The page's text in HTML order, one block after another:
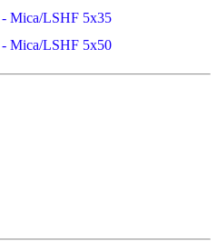
Mica/LSHF 5x35
Mica/LSHF 5x50